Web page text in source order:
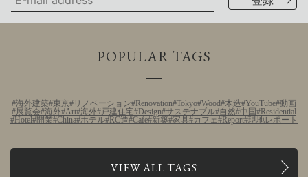
POPULAR TAGS
海外建築 東京 リノベーション Renovation Tokyo Wood 木造 YouTube 動画
展覧会 海外 Art 海外 戸建住宅 Design サステナブル 自然 中国 Residential
Hotel 開業 China ホテル RC造 Cafe 新築 家具 カフェ Report 現地レポート
VIEW ALL TAGS